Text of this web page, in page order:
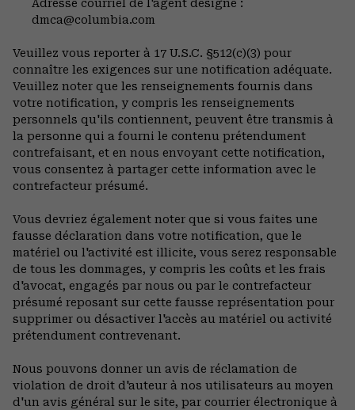
Adresse courriel de l'agent désigné :
dmca@columbia.com
Veuillez vous reporter à 17 U.S.C. §512(c)(3) pour
connaître les exigences sur une notification adéquate.
Veuillez noter que les renseignements fournis dans
votre notification, y compris les renseignements
personnels qu'ils contiennent, peuvent être transmis à
la personne qui a fourni le contenu prétendument
contrefaisant, et en nous envoyant cette notification,
vous consentez à partager cette information avec le
contrefacteur présumé.
Vous devriez également noter que si vous faites une
fausse déclaration dans votre notification, que le
matériel ou l'activité est illicite, vous serez responsable
de tous les dommages, y compris les coûts et les frais
d'avocat, engagés par nous ou par le contrefacteur
présumé reposant sur cette fausse représentation pour
supprimer ou désactiver l'accès au matériel ou activité
prétendument contrevenant.
Nous pouvons donner un avis de réclamation de
violation de droit d'auteur à nos utilisateurs au moyen
d'un avis général sur le site, par courrier électronique à